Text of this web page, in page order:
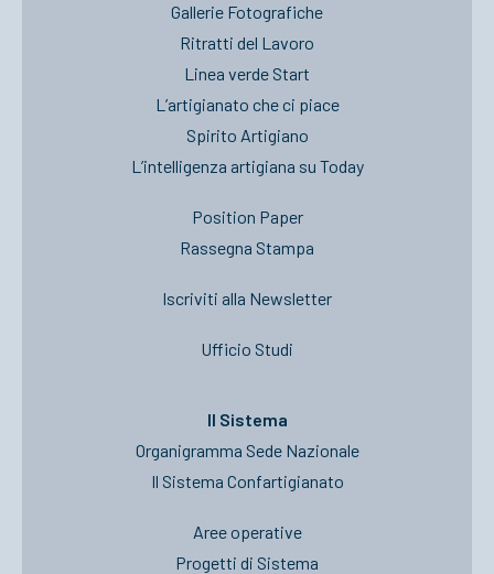
Gallerie Fotografiche
Ritratti del Lavoro
Linea verde Start
L’artigianato che ci piace
Spirito Artigiano
L’intelligenza artigiana su Today
Position Paper
Rassegna Stampa
Iscriviti alla Newsletter
Ufficio Studi
Il Sistema
Organigramma Sede Nazionale
Il Sistema Confartigianato
Aree operative
Progetti di Sistema